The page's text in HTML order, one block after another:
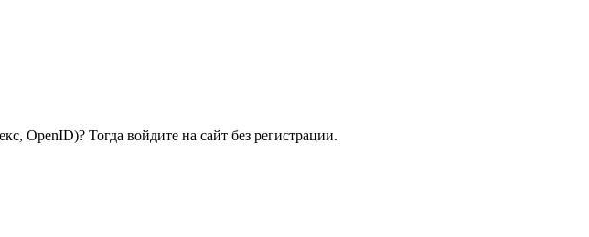
OpenID)? Тогда войдите на сайт без регистрации.